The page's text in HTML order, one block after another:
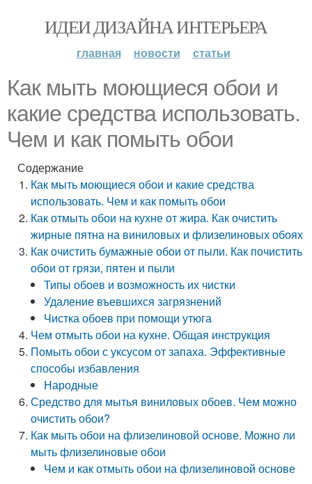
ИДЕИ ДИЗАЙНА ИНТЕРЬЕРА
главная новости статьи
Как мыть моющиеся обои и
какие средства использовать.
Чем и как помыть обои
Содержание
Как мыть моющиеся обои и какие средства
использовать. Чем и как помыть обои
Как отмыть обои на кухне от жира. Как очистить
жирные пятна на виниловых и флизелиновых обоях
Как очистить бумажные обои от пыли. Как почистить
обои от грязи, пятен и пыли
Типы обоев и возможность их чистки
Удаление въевшихся загрязнений
Чистка обоев при помощи утюга
Чем отмыть обои на кухне. Общая инструкция
Помыть обои с уксусом от запаха. Эффективные
способы избавления
Народные
Средство для мытья виниловых обоев. Чем можно
очистить обои?
Как мыть обои на флизелиновой основе. Можно ли
мыть флизелиновые обои
Чем и как отмыть обои на флизелиновой основе